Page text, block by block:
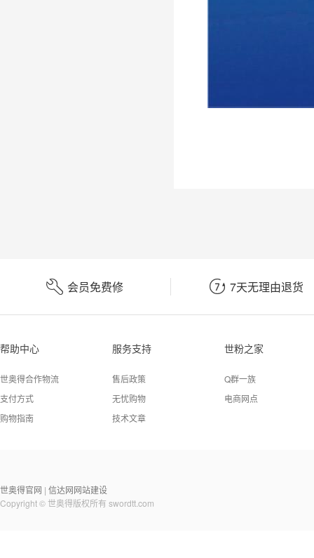
 会员免费修  7天无理由退货
帮助中心
世奥得合作物流
支付方式
购物指南
服务支持
售后政策
无忧购物
技术文章
世粉之家
Q群一族
电商网点
世奥得官网 信达网网站建设
Copyright © 世奥得版权所有 swordtt.com